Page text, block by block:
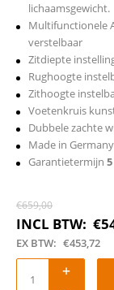
lichaamsgewicht.
Multifunctionele
verstelbaar
Zitdiepte
Rughoogte
Zithoogte
Voetenkruis
Dubbele zachte
Made in Germany
Garantietermijn 5
€659,00
INCL BTW: €
EX BTW: €453,72